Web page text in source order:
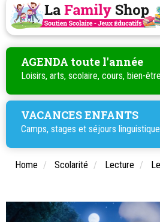
AGENDA toute l'année
Loisirs, arts, scolaire, cours, bien-
VACANCES ENFANTS
Camps, stages et séjours
Home Scolarité Lecture